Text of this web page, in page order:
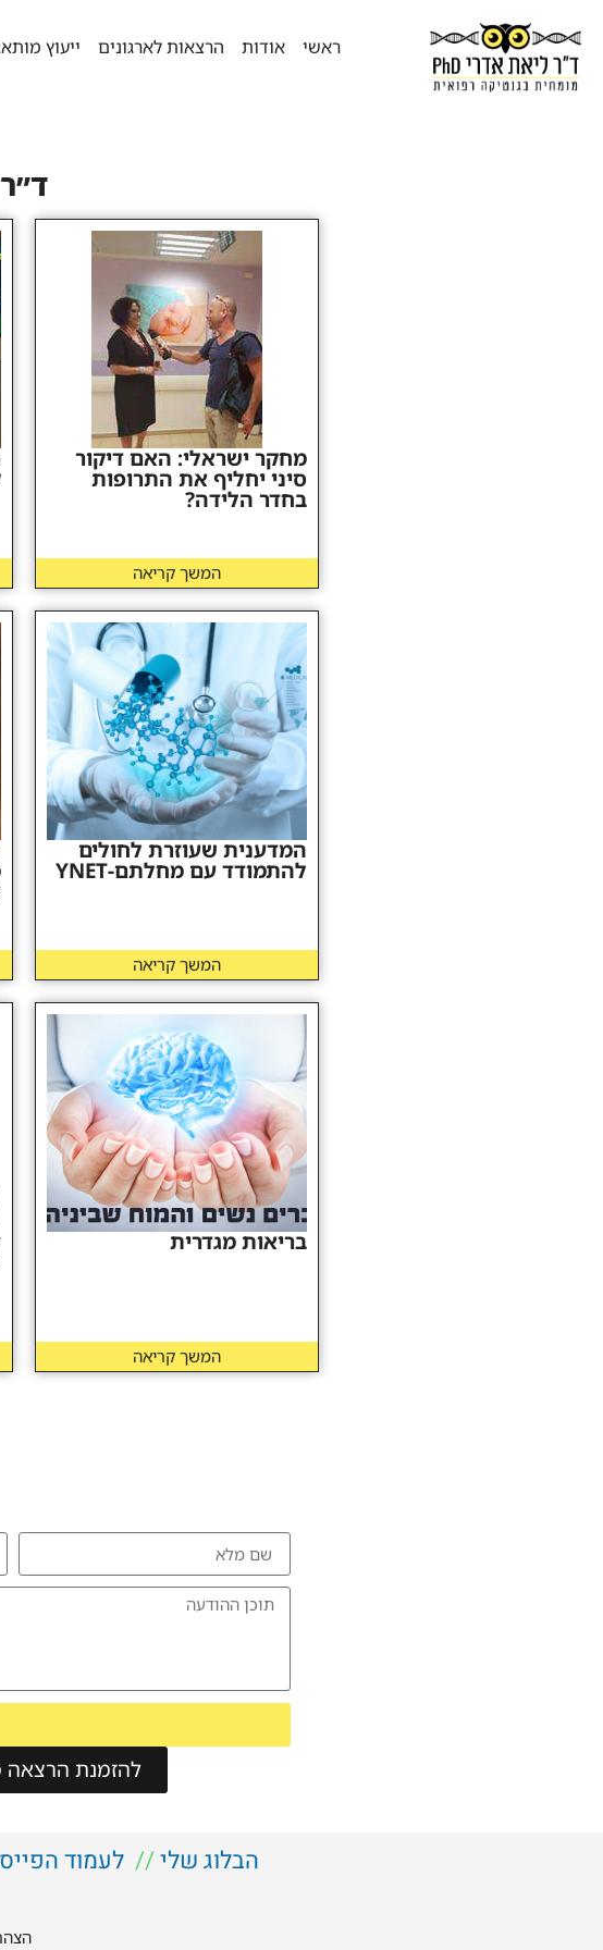
ראשי אודות הרצאות לארגונים ייעוץ
מחקר ישראלי: האם דיקור
סיני יחליף את התרופות
בחדר הלידה?
המשך קריאה
המדענית שעוזרת לחולים
להתמודד עם מחלתם-YNET
המשך קריאה
בריאות מגדרית
המשך קריאה
להזמנת הרצאה
הבלוג שלי// לעמוד